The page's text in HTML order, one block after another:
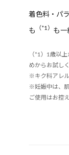
着色料・パ
も （*1） も一
（*1）1歳以
めからお試し
※キク科アレ
※妊娠中は、
ご使用はお控